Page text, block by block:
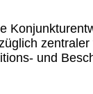
und